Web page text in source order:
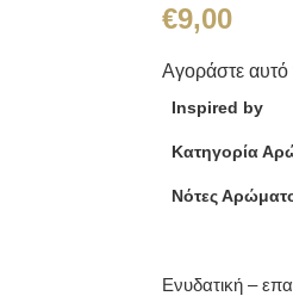
€9,00
Αγοράστε αυτό
Inspired by
Κατηγορία
Νότες
Ενυδατική –